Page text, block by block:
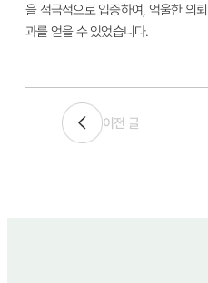
을 적극적으로 입증하여, 억울한 의
과를 얻을 수 있었습니다.
이전 글